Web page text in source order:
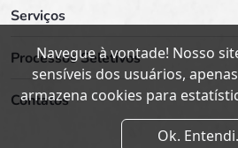
Serviços
Processos Seletivos
Contatos
Navegue à vontade! Nosso
sensíveis dos usuários,
armazena cookies para
Ok. Entendi.